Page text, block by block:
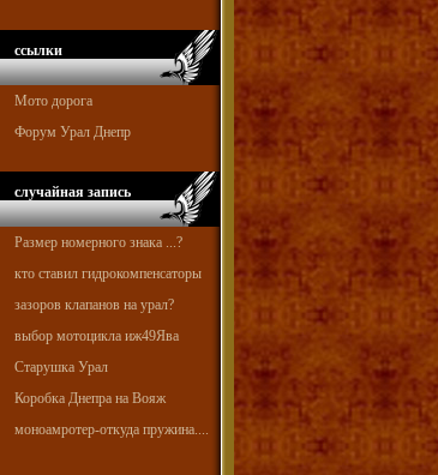
ссылки
Мото дорога
Форум Урал Днепр
случайная запись
Размер номерного знака ...?
кто ставил гидрокомпенсаторы
зазоров клапанов на урал?
выбор мотоцикла иж49Ява
Старушка Урал
Коробка Днепра на Вояж
моноамротер-откуда пружина....